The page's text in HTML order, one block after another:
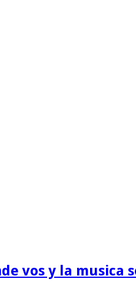
vos y la